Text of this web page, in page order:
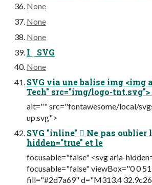
None
None
None
I  SVG
None
SVG via une balise img <img
Tech" src="img/logo-tnt.svg">
alt="" src="fontawesome/local/
up.svg">
SVG "inline"  Ne pas oublier
hidden="true" et le
focusable="false" <svg aria-
focusable="false" viewBox="0 0
fill="#2d7a69" d="M313.4 32.9c26